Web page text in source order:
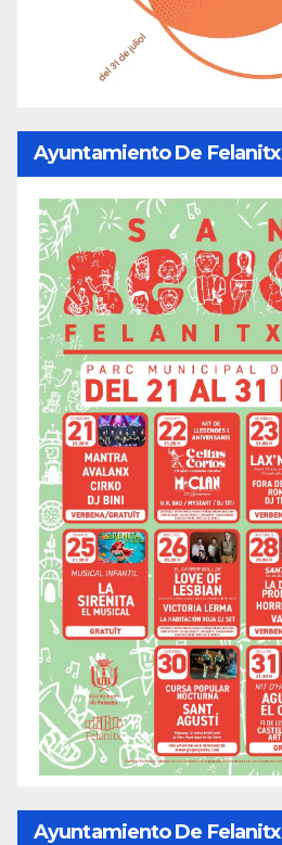
Ayuntamiento De Felanitx
Ayuntamiento De Felanitx